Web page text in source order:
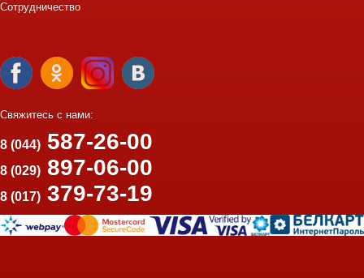
Сотрудничество
Свяжитесь с нами:
8 (044) 587-26-00
8 (029) 897-06-00
8 (017) 379-73-19